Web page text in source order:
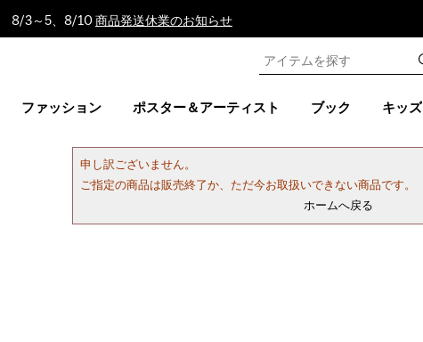
8/3～5、8/10 商品発送休業のお知らせ
ファッション ポスター＆アーティスト ブック キッズ
申し訳ございません。
ご指定の商品は販売終了か、ただ今お取扱いできない商品です。
ホームへ戻る